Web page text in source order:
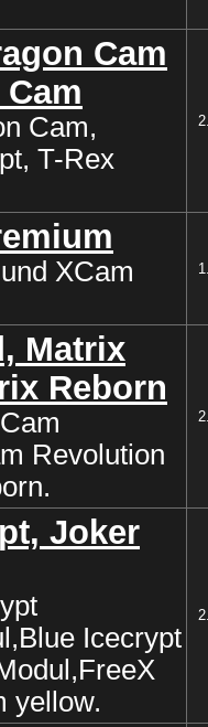
Cam
Cam,
T-Rex
XCam
Matrix
Reborn
Revolution
Joker
Icecrypt
yellow.